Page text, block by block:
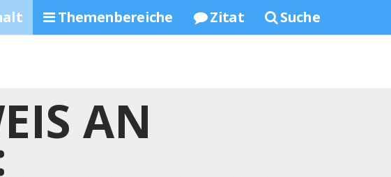
Themenbereiche Zitat Suche
AN